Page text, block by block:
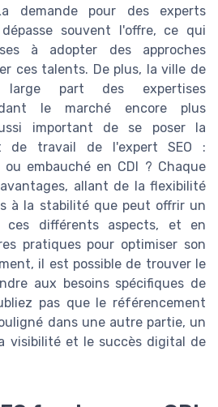
demande pour des experts
souvent l'offre, ce qui
à adopter des approches
ces talents. De plus, la ville de
part des expertises
le marché encore plus
important de se poser la
de travail de l'expert SEO :
embauché en CDI ? Chaque
allant de la flexibilité
à la stabilité que peut offrir un
ces différents aspects, et en
pratiques pour optimiser son
il est possible de trouver le
aux besoins spécifiques de
pas que le référencement
dans une autre partie, un
visibilité et le succès digital de